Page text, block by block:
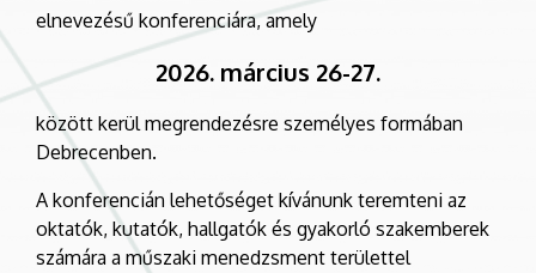
elnevezésű konferenciára, amely
2026. március 26-27.
között kerül megrendezésre személyes formában
Debrecenben.
A konferencián lehetőséget kívánunk teremteni az
oktatók, kutatók, hallgatók és gyakorló szakemberek
számára a műszaki menedzsment területtel